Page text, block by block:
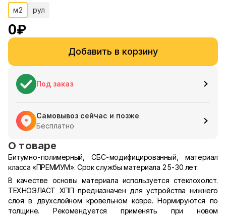
м2 рул
0₽
Добавить в корзину
Под заказ
Самовывоз сейчас и позже
Бесплатно
О товаре
Битумно-полимерный, СБС-модифицированный, материал
класса «ПРЕМИУМ». Срок службы материала 25-30 лет.
В качестве основы материала используется стеклохолст.
ТЕХНОЭЛАСТ ХПП предназначен для устройства нижнего
слоя в двухслойном кровельном ковре. Нормируются по
толщине. Рекомендуется применять при новом